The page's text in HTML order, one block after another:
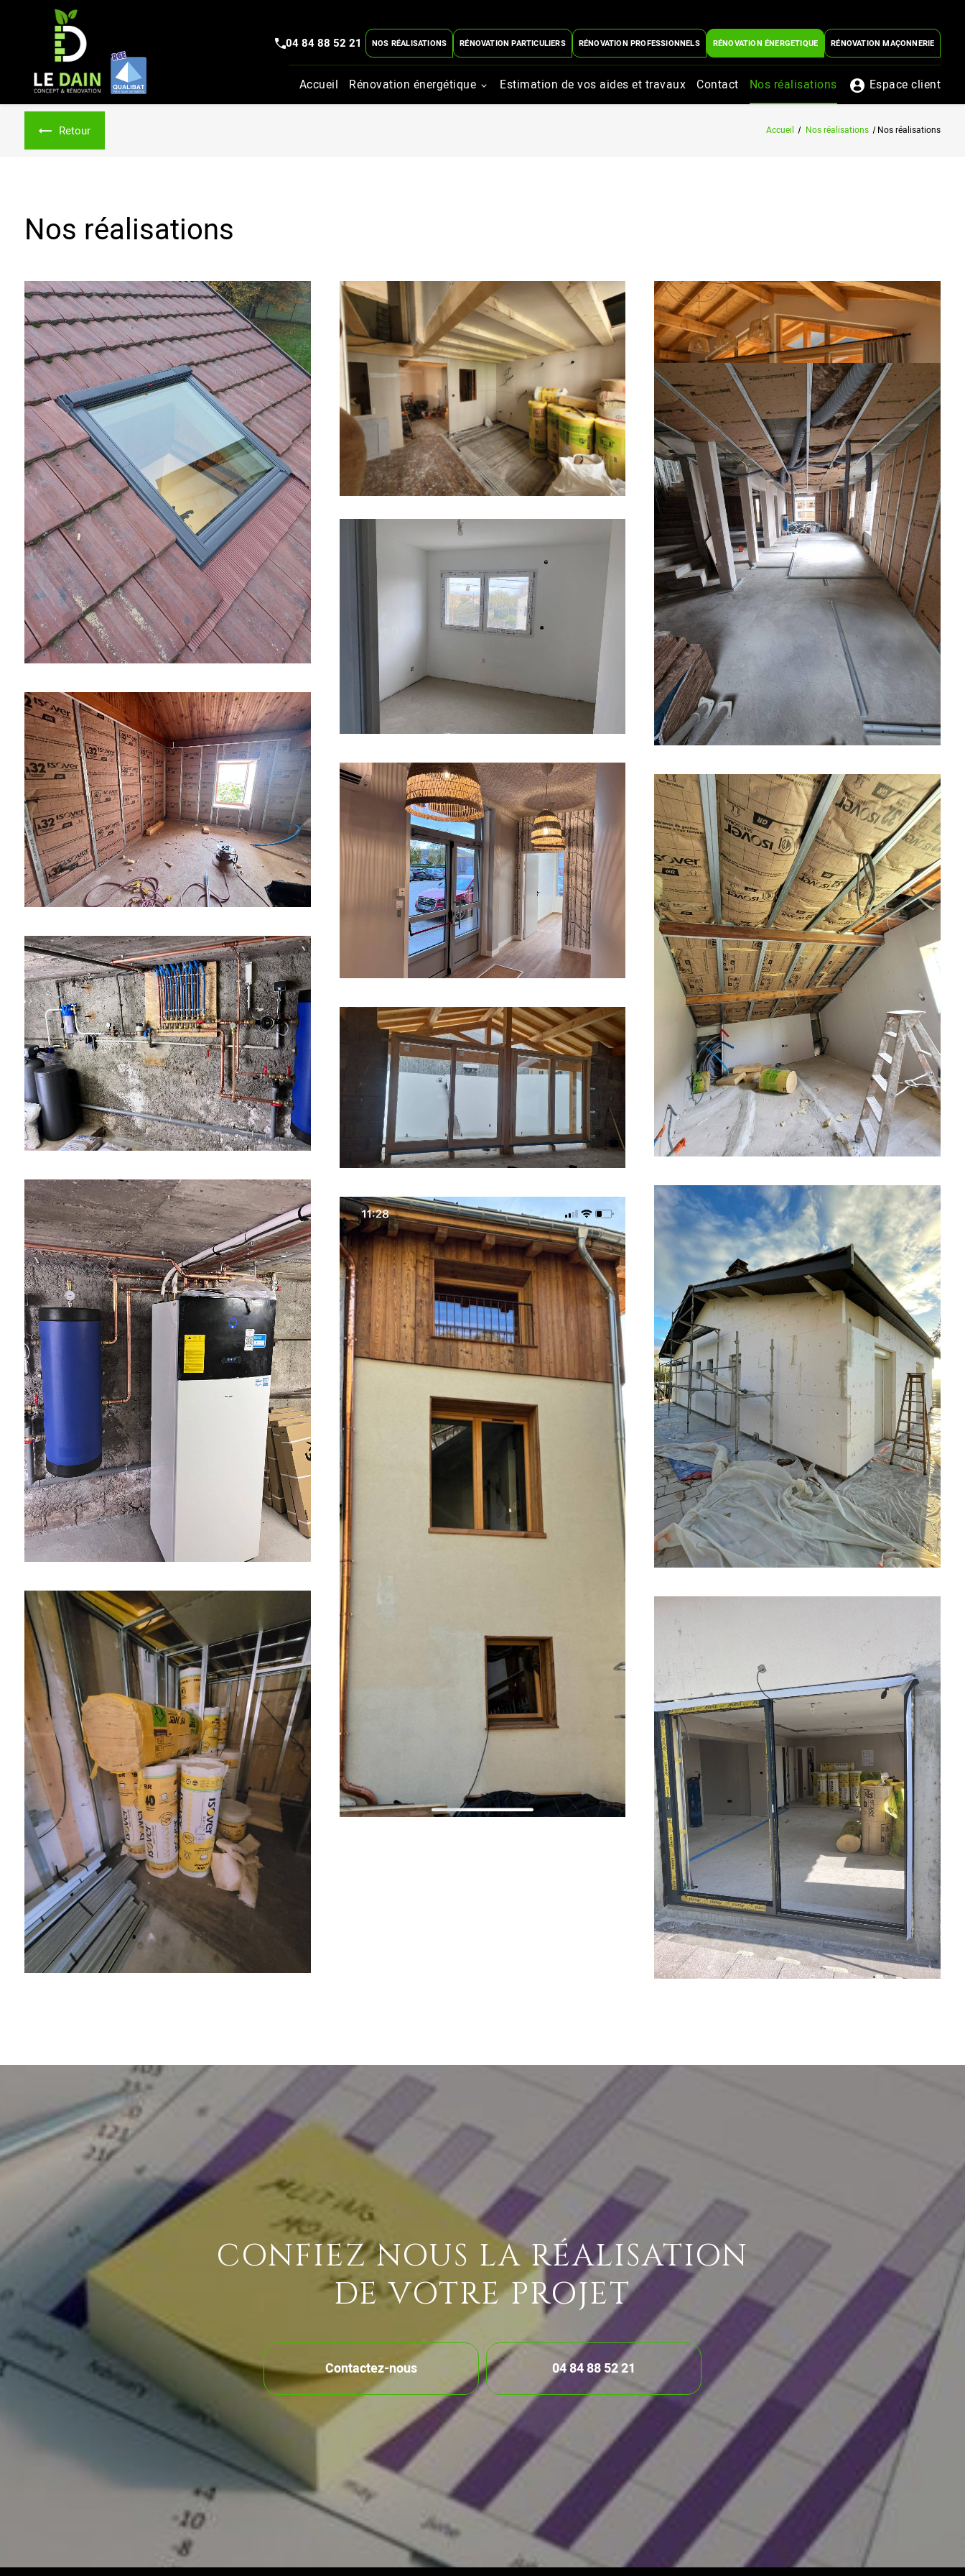
NOS RÉALISATIONS RÉNOVATION PARTICULIERS RÉNOVATION PROFESSIONNELS RÉNOVATION ÉNERGETIQUE RÉNOVATION MAÇONNERIE
04 84 88 52 21
Accueil Rénovation énergétique Estimation de vos aides et travaux Contact Nos réalisations Espace client
Accueil Nos réalisations Nos réalisations
Retour
Nos réalisations
CONFIEZ NOUS LA RÉALISATION
DE VOTRE PROJET
Contactez-nous 04 84 88 52 21
Panneau de gestion des cookies